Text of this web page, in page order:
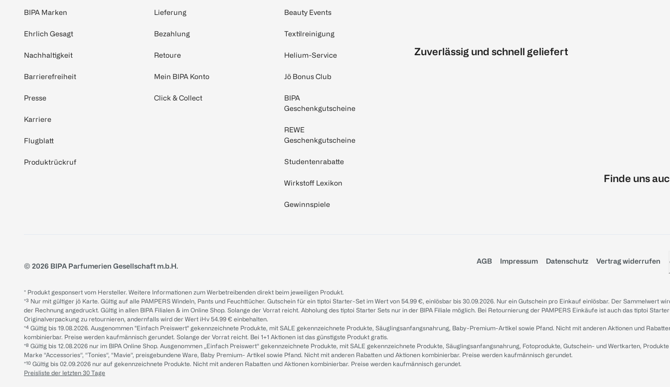
BIPA Marken
Ehrlich Gesagt
Nachhaltigkeit
Barrierefreiheit
Presse
Karriere
Flugblatt
Produktrückruf
Lieferung
Bezahlung
Retoure
Mein BIPA Konto
Click & Collect
Beauty Events
Textilreinigung
Helium-Service
Jö Bonus Club
BIPA
Geschenkgutscheine
REWE
Geschenkgutscheine
Studentenrabatte
Wirkstoff Lexikon
Gewinnspiele
Zuverlässig und schnell geliefert
Finde uns
© 2026 BIPA Parfumerien Gesellschaft m.b.H.
AGB Impressum Datenschutz Vertrag widerrufen
* Produkt gesponsert vom Hersteller. Weitere Informationen zum Werbetreibenden direkt beim jeweiligen Produkt.
*³ Nur mit gültiger jö Karte. Gültig auf alle PAMPERS Windeln, Pants und Feuchttücher. Gutschein für ein tiptoi Starter-Set im Wert von 54.99 €, einlösbar bis 30.09.2026. Nur ein Gutschein pro Einkauf einlösbar. Der Sammelwert
der Rechnung angedruckt. Gültig in allen BIPA Filialen & im Online Shop. Solange der Vorrat reicht. Abholung des tiptoi Starter Sets nur in der BIPA Filiale möglich. Bei Retournierung der PAMPERS Einkäufe ist auch das tiptoi
Originalverpackung zu retournieren, andernfalls wird der Wert iHv 54.99 € einbehalten.
*⁴ Gültig bis 19.08.2026. Ausgenommen "Einfach Preiswert" gekennzeichnete Produkte, mit SALE gekennzeichnete Produkte, Säuglingsanfangsnahrung, Baby-Premium-Artikel sowie Pfand. Nicht mit anderen Aktionen und
kombinierbar. Preise werden kaufmännisch gerundet. Solange der Vorrat reicht. Bei 1+1 Aktionen ist das günstigste Produkt gratis.
*⁸ Gültig bis 12.08.2026 nur im BIPA Online Shop. Ausgenommen „Einfach Preiswert“ gekennzeichnete Produkte, mit SALE gekennzeichnete Produkte, Säuglingsanfangsnahrung, Fotoprodukte, Gutschein- und Wertkarten,
Marke “Accessories“, “Tonies“, “Mavie“, preisgebundene Ware, Baby Premium- Artikel sowie Pfand. Nicht mit anderen Rabatten und Aktionen kombinierbar. Preise werden kaufmännisch gerundet.
*¹⁰ Gültig bis 02.09.2026 nur auf gekennzeichnete Produkte. Nicht mit anderen Rabatten und Aktionen kombinierbar. Preise werden kaufmännisch gerundet.
Preisliste der letzten 30 Tage